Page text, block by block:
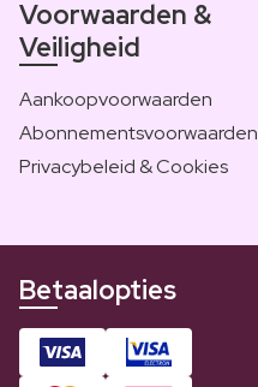
Voorwaarden &
Veiligheid
Aankoopvoorwaarden
Abonnementsvoorwaarden
Privacybeleid & Cookies
Betaalopties